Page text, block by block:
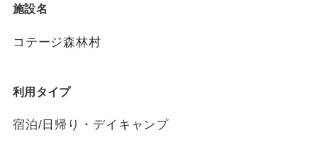
施設名
コテージ森林村
利用タイプ
宿泊/日帰り・デイキャンプ